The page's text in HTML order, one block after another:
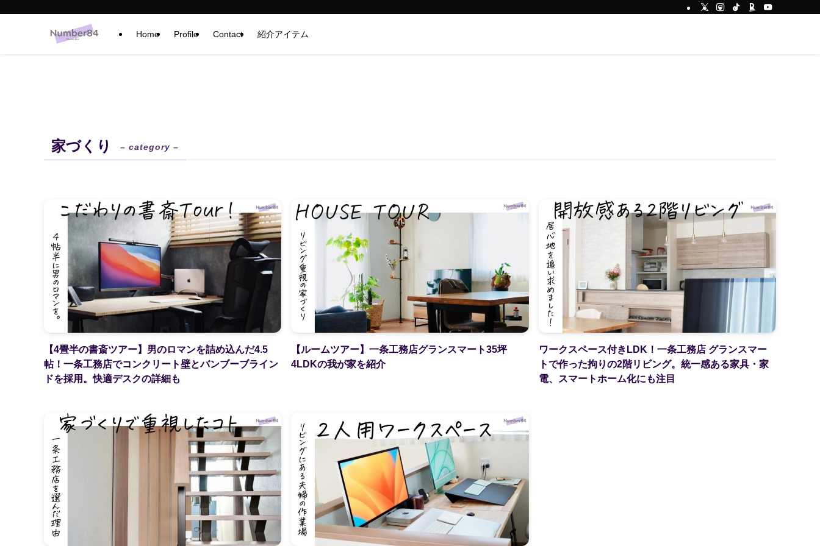
Home Profile Contact 紹介アイテム
家づくり – category –
【4畳半の書斎ツアー】男のロマンを詰め込んだ4.5
帖！一条工務店でコンクリート壁とバンブーブライン
ドを採用。快適デスクの詳細も
【ルームツアー】一条工務店グランスマート35坪
4LDKの我が家を紹介
ワークスペース付きLDK！一条工務店 グランスマー
トで作った拘りの2階リビング。統一感ある家具・家
電、スマートホーム化にも注目